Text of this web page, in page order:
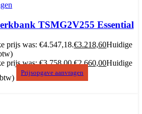
TSMG2V255 Essential
prijs was: €4.547,18.€3.218,60Huidige
prijs was: €3.758,00.€2.660,00Huidige
Prijsopgave aanvragen